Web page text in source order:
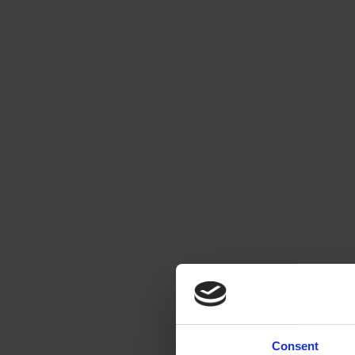
Consent